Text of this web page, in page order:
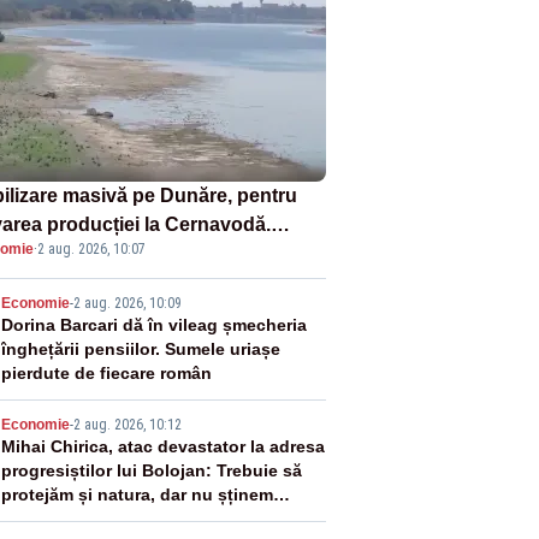
masivă pe Dunăre, pentru
producției la Cernavodă.
va detona o stâncă și va devia
- IMAGINI AERIENE
·2 aug. 2026, 10:07
Economie-2 aug. 2026, 10:09
Dorina Barcari dă în vileag șmecheria
înghețării pensiilor. Sumele uriașe
pierdute de fiecare român
Economie-2 aug. 2026, 10:12
Mihai Chirica, atac devastator la adresa
progresiștilor lui Bolojan: Trebuie să
protejăm și natura, dar nu șținem
omaneii în stare permanentă de alertă